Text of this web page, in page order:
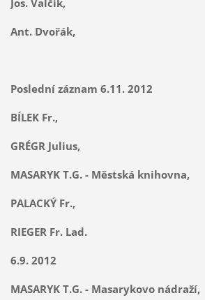
Jos. Valčík,
Ant. Dvořák,
Poslední záznam 6.11. 2012
BÍLEK Fr.,
GRÉGR Julius,
MASARYK T.G. - Městská knihovna,
PALACKÝ Fr.,
RIEGER Fr. Lad.
6.9. 2012
MASARYK T.G. - Masarykovo nádraží,